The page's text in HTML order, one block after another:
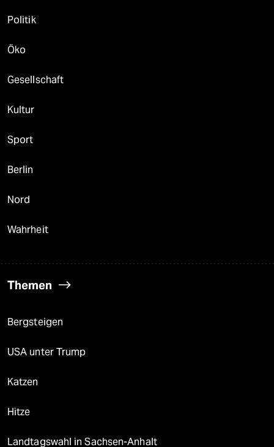
Politik
Öko
Gesellschaft
Kultur
Sport
Berlin
Nord
Wahrheit
Themen
Bergsteigen
USA unter Trump
Katzen
Hitze
Landtagswahl in Sachsen-Anhalt